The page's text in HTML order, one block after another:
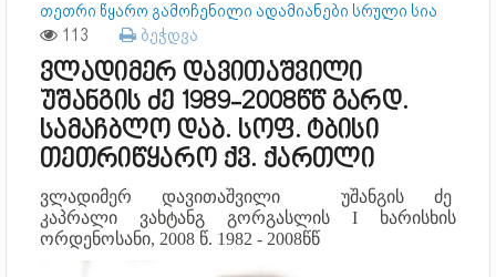
თეთრი წყარო გამოჩენილი ადამიანები სრული სია
113 ბეჭდვა
ვლადიმერ დავითაშვილი
უშანგის ძე 1989-2008წწ გარდ.
სამაჩბლო დაბ. სოფ. ტბისი
თეთრიწყარო ქვ. ქართლი
ვლადიმერ დავითაშვილი უშანგის ძე
კაპრალი ვახტანგ გორგასლის I ხარისხის
ორდენოსანი, 2008 წ. 1982 - 2008წწ